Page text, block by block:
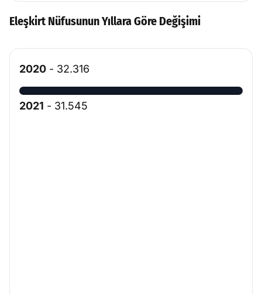
Eleşkirt Nüfusunun Yıllara Göre Değişimi
2020 - 32.316
2021 - 31.545